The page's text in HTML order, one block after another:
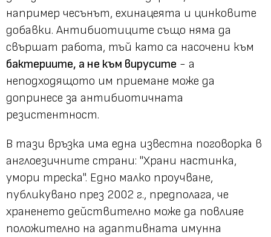
например чесънът, ехинацеята и цинковите
добавки. Антибиотиците също няма да
свършат работа, тъй като са насочени към
бактериите, а не към вирусите - а
неподходящото им приемане може да
допринесе за антибиотичната
резистентност.
В тази връзка има една известна поговорка в
англоезичните страни: "Храни настинка,
умори треска". Eдно малко проучване,
публикувано през 2002 г., предполага, че
храненето действително може да повлияе
положително на адаптивната имунна